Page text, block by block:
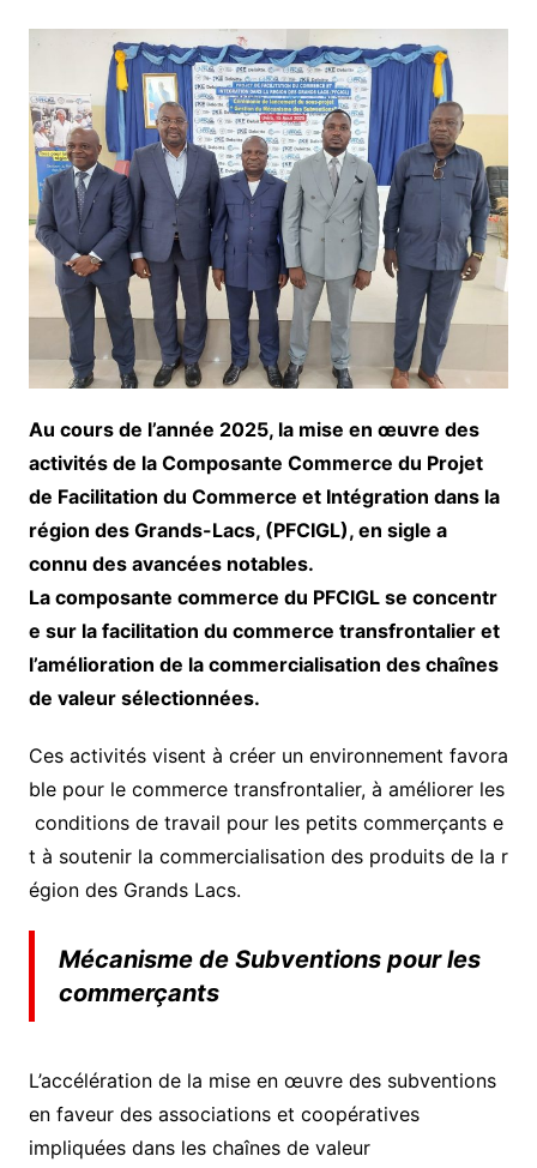
Au cours de l’année 2025, la mise en œuvre des
activités de la Composante Commerce du Projet
de Facilitation du Commerce et Intégration dans la
région des Grands-Lacs, (PFCIGL), en sigle a
connu des avancées notables.
La composante commerce du PFCIGL se concentr
e sur la facilitation du commerce transfrontalier et
l’amélioration de la commercialisation des chaînes
de valeur sélectionnées.
Ces activités visent à créer un environnement favora
ble pour le commerce transfrontalier, à améliorer les
conditions de travail pour les petits commerçants e
t à soutenir la commercialisation des produits de la r
égion des Grands Lacs.
Mécanisme de Subventions pour les
commerçants
L’accélération de la mise en œuvre des subventions
en faveur des associations et coopératives
impliquées dans les chaînes de valeur